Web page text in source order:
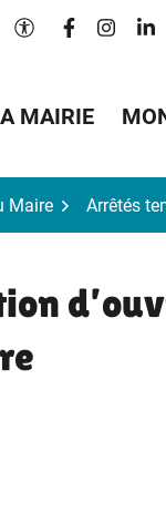
Paramètres
Lien vers le
Lien
MAIRIE
Maire Arrêtés